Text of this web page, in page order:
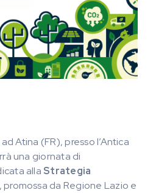
Atina (FR), presso l’Antica
una giornata di
alla Strategia
, promossa da Regione Lazio e